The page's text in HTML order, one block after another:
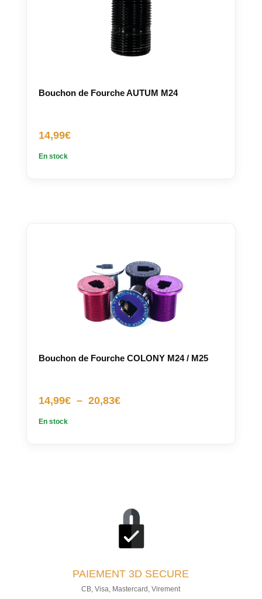
Bouchon de Fourche AUTUM M24
14,99€
En stock
Bouchon de Fourche COLONY M24 / M25
14,99€ – 20,83€Plage
En stock
PAIEMENT 3D SECURE
CB, Visa, Mastercard, Virement